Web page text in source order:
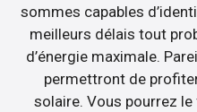
sommes capables
meilleurs délais tout
d’énergie maximale.
permettront de
solaire. Vous pourrez